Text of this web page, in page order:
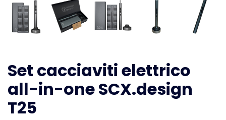
Set cacciaviti elettrico
all-in-one SCX.design
T25